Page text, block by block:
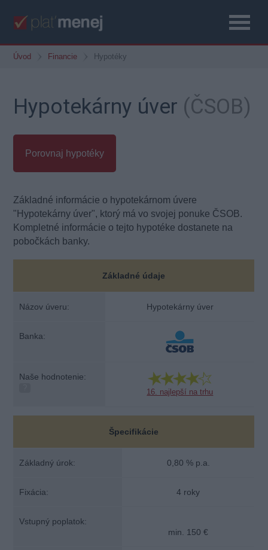
Úvod Financie Hypotéky
Hypotekárny úver (ČSOB)
Porovnaj hypotéky
Základné informácie o hypotekárnom úvere
"Hypotekárny úver", ktorý má vo svojej ponuke ČSOB.
Kompletné informácie o tejto hypotéke dostanete na
pobočkách banky.
Základné údaje
Názov úveru: Hypotekárny úver
Banka:
Naše hodnotenie:
16. najlepší na trhu
Špecifikácie
Základný úrok: 0,80 % p.a.
Fixácia: 4 roky
Vstupný poplatok:
min. 150 €